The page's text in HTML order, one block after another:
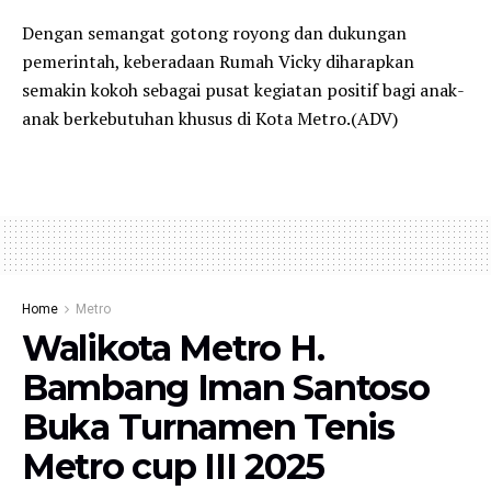
Dengan semangat gotong royong dan dukungan
pemerintah, keberadaan Rumah Vicky diharapkan
semakin kokoh sebagai pusat kegiatan positif bagi anak-
anak berkebutuhan khusus di Kota Metro.(ADV)
Home Metro
Walikota Metro H.
Bambang Iman Santoso
Buka Turnamen Tenis
Metro cup III 2025